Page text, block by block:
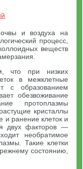
и воздуха на
процесс,
веществ
что при низких
в межклетные
с образованием
обезвоживание
протоплазмы
кристаллы
и ранение клеток и
двух факторов —
необратимое
Такие клетки
состоянию,